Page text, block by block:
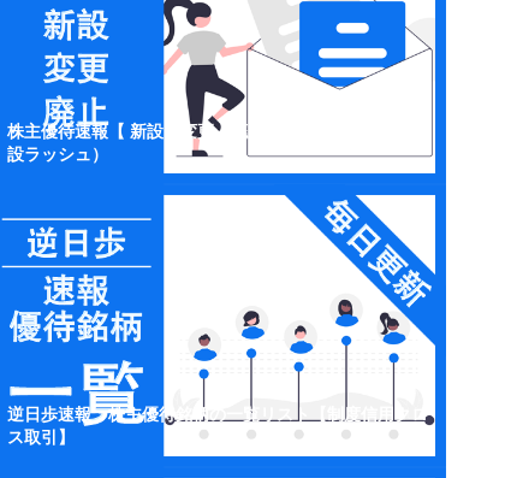
株主優待速報【 新設・変更・廃止】開示情報一覧（新
設ラッシュ）
逆日歩速報：株主優待銘柄の一覧リスト【制度信用クロ
ス取引】